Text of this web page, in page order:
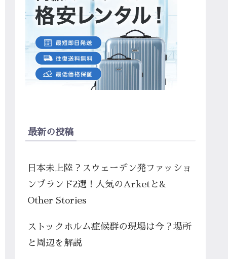
最新の投稿
日本未上陸？スウェーデン発ファッショ
ンブランド2選！人気のArketと&
Other Stories
ストックホルム症候群の現場は今？場所
と周辺を解説